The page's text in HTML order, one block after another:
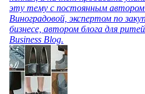
эту тему с постоянным автором
Виноградовой, экспертом по
бизнесе, автором блога для
Business Blog.